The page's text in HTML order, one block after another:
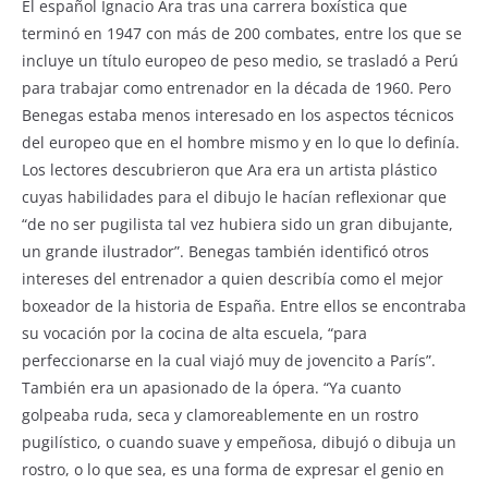
El español Ignacio Ara tras una carrera boxística que
terminó en 1947 con más de 200 combates, entre los que se
incluye un título europeo de peso medio, se trasladó a Perú
para trabajar como entrenador en la década de 1960. Pero
Benegas estaba menos interesado en los aspectos técnicos
del europeo que en el hombre mismo y en lo que lo definía.
Los lectores descubrieron que Ara era un artista plástico
cuyas habilidades para el dibujo le hacían reflexionar que
“de no ser pugilista tal vez hubiera sido un gran dibujante,
un grande ilustrador”. Benegas también identificó otros
intereses del entrenador a quien describía como el mejor
boxeador de la historia de España. Entre ellos se encontraba
su vocación por la cocina de alta escuela, “para
perfeccionarse en la cual viajó muy de jovencito a París”.
También era un apasionado de la ópera. “Ya cuanto
golpeaba ruda, seca y clamoreablemente en un rostro
pugilístico, o cuando suave y empeñosa, dibujó o dibuja un
rostro, o lo que sea, es una forma de expresar el genio en